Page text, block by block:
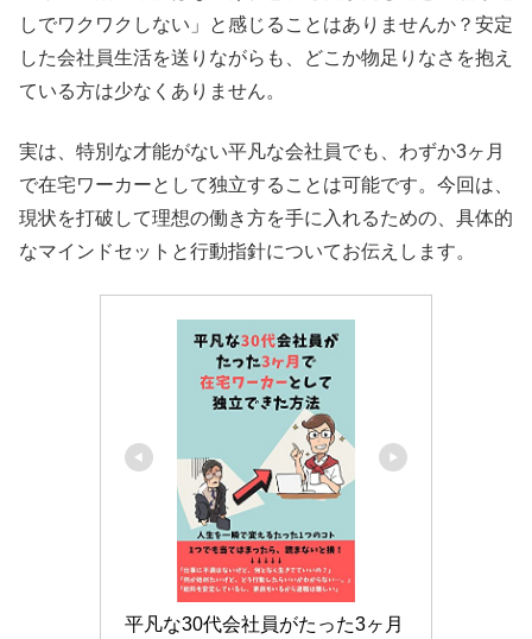
しでワクワクしない」と感じることはありませんか？安定
した会社員生活を送りながらも、どこか物足りなさを抱え
ている方は少なくありません。
実は、特別な才能がない平凡な会社員でも、わずか3ヶ月
で在宅ワーカーとして独立することは可能です。今回は、
現状を打破して理想の働き方を手に入れるための、具体的
なマインドセットと行動指針についてお伝えします。
平凡な30代会社員がたった3ヶ月